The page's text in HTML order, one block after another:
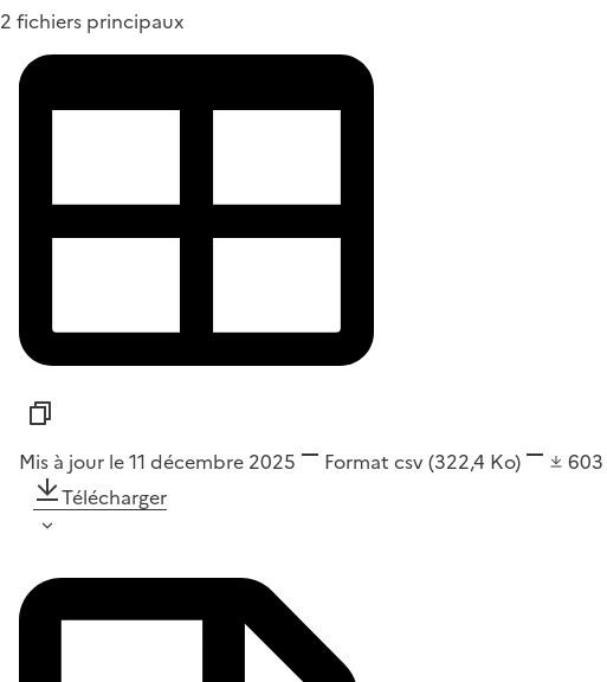
2 fichiers principaux
Mis à jour le 11 décembre 2025 Format csv(322,4 Ko) 603
Télécharger